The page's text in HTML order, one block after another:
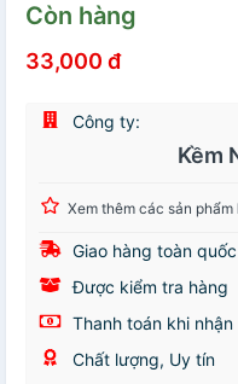
Còn hàng
33,000 đ
Công ty:
Kềm
Xem thêm các sản phẩm
Giao hàng toàn quốc
Được kiểm tra hàng
Thanh toán khi nhận
Chất lượng, Uy tín